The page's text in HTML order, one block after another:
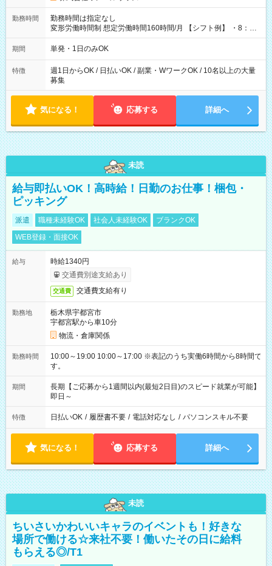
勤務時間
勤務時間は指定なし
変形労働時間制 想定労働時間160時間/月 【シフト例】 ・8：00
～21：00
期間 単発・1日のみOK
特徴
週1日からOK / 日払いOK / 副業・WワークOK / 10名以上の大量
募集
気になる！ 応募する 詳細へ
未読
給与即払いOK！高時給！日勤のお仕事！梱包・
ピッキング
派遣 職種未経験OK 社会人未経験OK
ブランクOK
WEB登録・面接OK
給与
時給1340円
交通費別途支給あり
交通費 交通費支給有り
勤務地
栃木県宇都宮市
宇都宮駅から車10分
物流・倉庫関係
勤務時間
10:00～19:00 10:00～17:00 ※表記のうち実働6時間から8時間で
す。
期間
長期【ご応募から1週間以内(最短2日目)のスピード就業が可能】
即日～
特徴 日払いOK / 履歴書不要 / 電話対応なし / パソコンスキル不要
気になる！ 応募する 詳細へ
未読
ちいさいかわいいキャラのイベントも！好きな
場所で働ける☆来社不要！働いたその日に給料
もらえる◎/T1